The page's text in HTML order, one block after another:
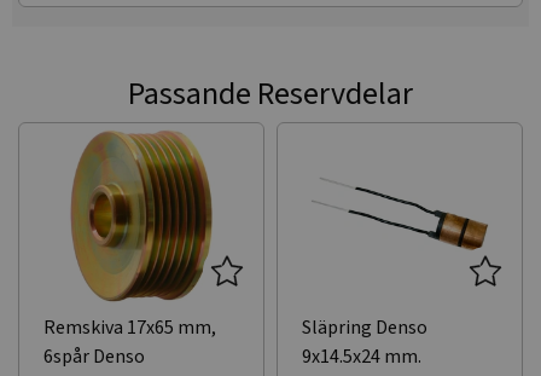
Passande Reservdelar
Remskiva 17x65 mm,
6spår Denso
Släpring Denso
9x14.5x24 mm.